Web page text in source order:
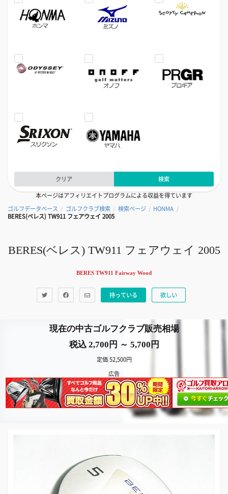
クリア
検索
本ページはアフィリエイトプログラムによる収益を得ています
ゴルフデータベース / ゴルフクラブ検索 / 検索ページ / HONMA /
BERES(ベレス) TW911 フェアウェイ 2005
BERES(ベレス) TW911 フェアウェイ 2005
BERES TW911 Fairway Wood
持っている 欲しい
現在の中古ゴルフクラブ販売相場
税込 2,700円 ～ 5,700円
定価 52,500円
広告